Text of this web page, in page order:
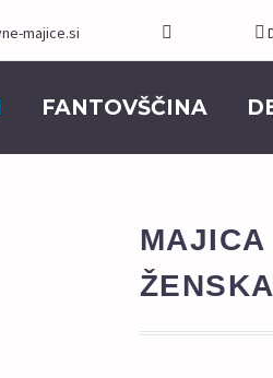
majice.si
FANTOVŠČINA
MAJICA
ŽENSKA